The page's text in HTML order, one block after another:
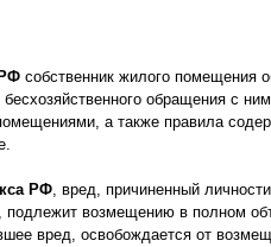
собственник жилого помещения
обращения с
а также правила
РФ, вред, причиненный
подлежит возмещению в полном
вред, освобождается от